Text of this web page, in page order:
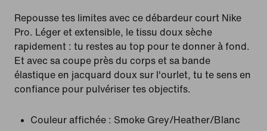
Repousse tes limites avec ce débardeur court Nike
Pro. Léger et extensible, le tissu doux sèche
rapidement : tu restes au top pour te donner à fond.
Et avec sa coupe près du corps et sa bande
élastique en jacquard doux sur l'ourlet, tu te sens en
confiance pour pulvériser tes objectifs.
Couleur affichée : Smoke Grey/Heather/Blanc